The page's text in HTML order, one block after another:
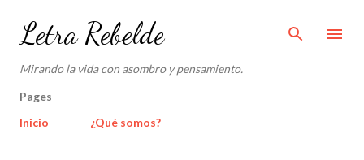
Ir al contenido principal
Letra Rebelde
Mirando la vida con asombro y pensamiento.
Pages
Inicio
¿Qué somos?